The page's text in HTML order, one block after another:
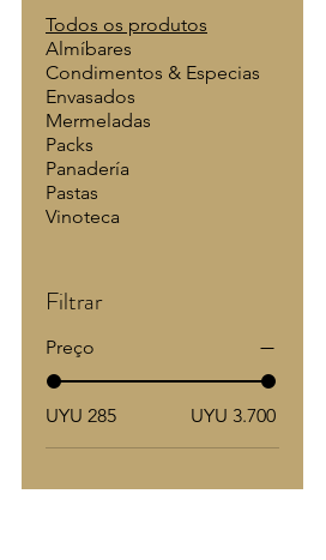
Todos os produtos
Almíbares
Condimentos & Especias
Envasados
Mermeladas
Packs
Panadería
Pastas
Vinoteca
Filtrar
Preço
UYU 285 UYU 3.700